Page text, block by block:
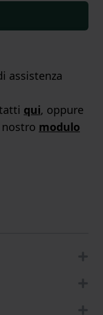
assistenza
qui, oppure
nostro modulo